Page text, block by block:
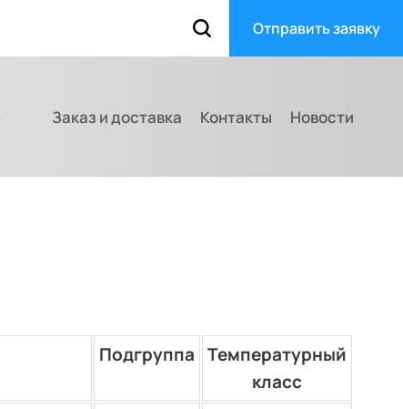
Отправить заявку
Заказ и доставка Контакты Новости
Подгруппа Температурный
класс